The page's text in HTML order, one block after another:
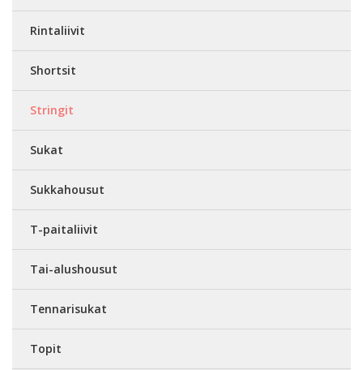
Rintaliivit
Shortsit
Stringit
Sukat
Sukkahousut
T-paitaliivit
Tai-alushousut
Tennarisukat
Topit